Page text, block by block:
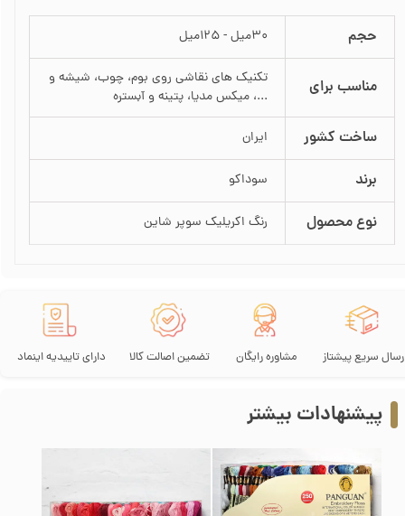
حجم 30میل - 125میل
مناسب برای
تکنیک های نقاشی روی بوم، چوب، شیشه و
...، میکس مدیا، پتینه و آبستره
ساخت کشور ایران
برند سوداکو
نوع محصول رنگ اکریلیک سوپر شاین
تضمین اصالت کالا مشاوره رایگان سریع پیشتاز دارای تاییدیه اینماد
پیشنهادات بیشتر